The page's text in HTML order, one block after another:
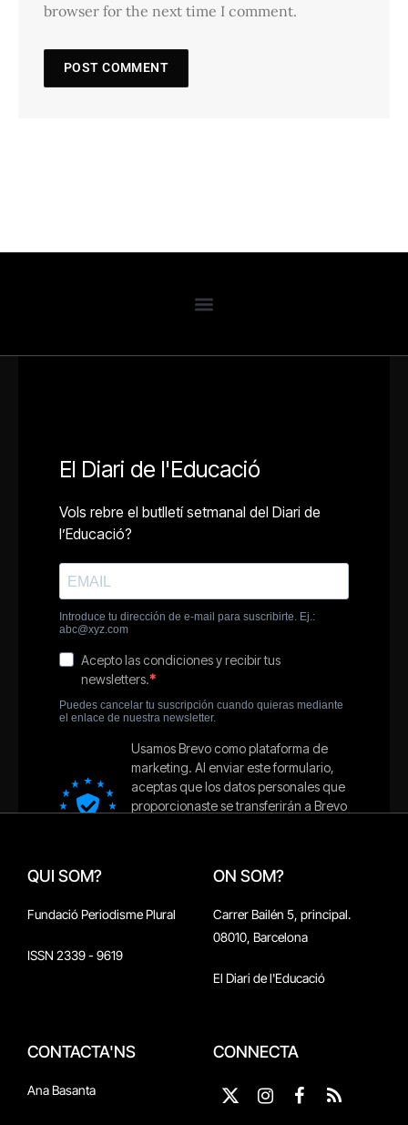
browser for the next time I comment.
QUI SOM?
Fundació Periodisme Plural
ISSN 2339 - 9619
ON SOM?
Carrer Bailén 5, principal.
08010, Barcelona
El Diari de l'Educació
CONTACTA'NS
Ana Basanta
CONNECTA
X
Instagram
Facebook
RSS